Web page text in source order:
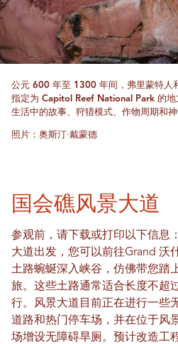
公元 600 年至 1300 年间，弗里蒙特人
指定为 Capitol Reef National Park 的地
生活中的故事、狩猎模式、作物周期和神
照片：奥斯汀·戴蒙德
国会礁风景大道
参观前，请下载或打印以下信息：
大道出发，您可以前往Grand 沃
土路蜿蜒深入峡谷，仿佛带您踏
旅。这些土路通常适合长度不超
行。风景大道目前正在进行一些
道路和热门停车场，并在位于风
场增设无障碍旱厕。预计改造工